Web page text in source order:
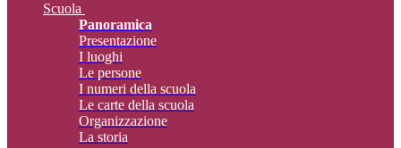
Scuola
Panoramica
Presentazione
I luoghi
Le persone
I numeri della scuola
Le carte della scuola
Organizzazione
La storia